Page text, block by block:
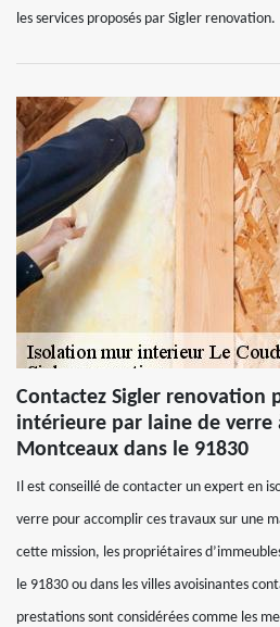
les services proposés par Sigler renovation.
Contactez Sigler renovation
intérieure par laine de verre
Montceaux dans le 91830
Il est conseillé de contacter un expert en
verre pour accomplir ces travaux sur une
cette mission, les propriétaires
le 91830 ou dans les villes avoisinantes
prestations sont considérées comme les